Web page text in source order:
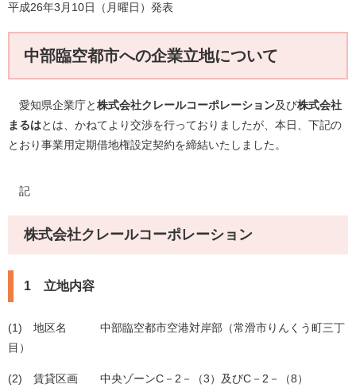
平成26年3月10日（月曜日）発表
中部臨空都市への企業立地について
愛知県企業庁と株式会社クレールコーポレーション及び株式会社
まるはとは、かねてより交渉を行っておりましたが、本日、下記の
とおり事業用定期借地権設定契約を締結いたしました。
記
株式会社クレールコーポレーション
1 立地内容
(1) 地区名 中部臨空都市空港対岸部（常滑市りんくう町三丁
目）
(2) 賃貸区画 中央ゾーンC－2－（3）及びC－2－（8）